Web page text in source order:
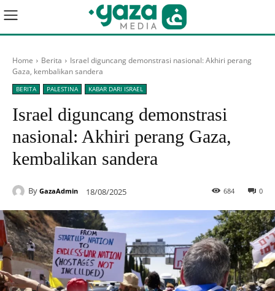
Home Berita
Israel diguncang demonstrasi nasional: Akhiri perang
Gaza, kembalikan sandera
BERITA PALESTINA KABAR DARI ISRAEL
Israel diguncang demonstrasi
nasional: Akhiri perang Gaza,
kembalikan sandera
By GazaAdmin 18/08/2025 0
684